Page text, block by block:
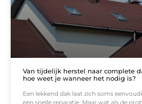
Van tijdelijk herstel naar complete
hoe weet je wanneer het nodig is?
Een lekkend dak laat zich soms
een snelle reparatie. Maar wat als de